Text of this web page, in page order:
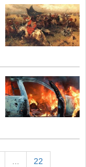
22